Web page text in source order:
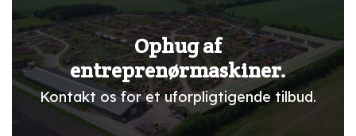
Ophug af
entreprenørmaskiner.
Kontakt os for et uforpligtigende tilbud.